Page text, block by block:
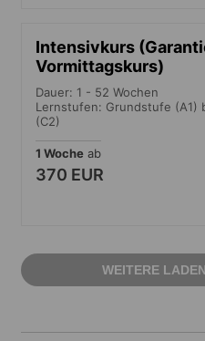
Intensivkurs
Vormittagskurs)
Dauer: 1 - 52 Wochen
Lernstufen: Grundstufe (A1)
(C2)
1 Woche ab
370 EUR
WEITERE LADEN